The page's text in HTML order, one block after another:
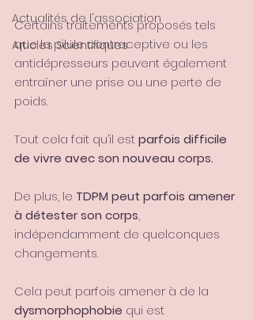
Actualités de l'association
Articles Scientifiques
Certains traitements proposés tels
que la pilule contraceptive ou les
antidépresseurs peuvent également
entraîner une prise ou une perte de
poids.
Tout cela fait qu’il est parfois difficile
de vivre avec son nouveau corps.
De plus, le TDPM peut parfois amener
à détester son corps,
indépendamment de quelconques
changements.
Cela peut parfois amener à de la
dysmorphophobie qui est